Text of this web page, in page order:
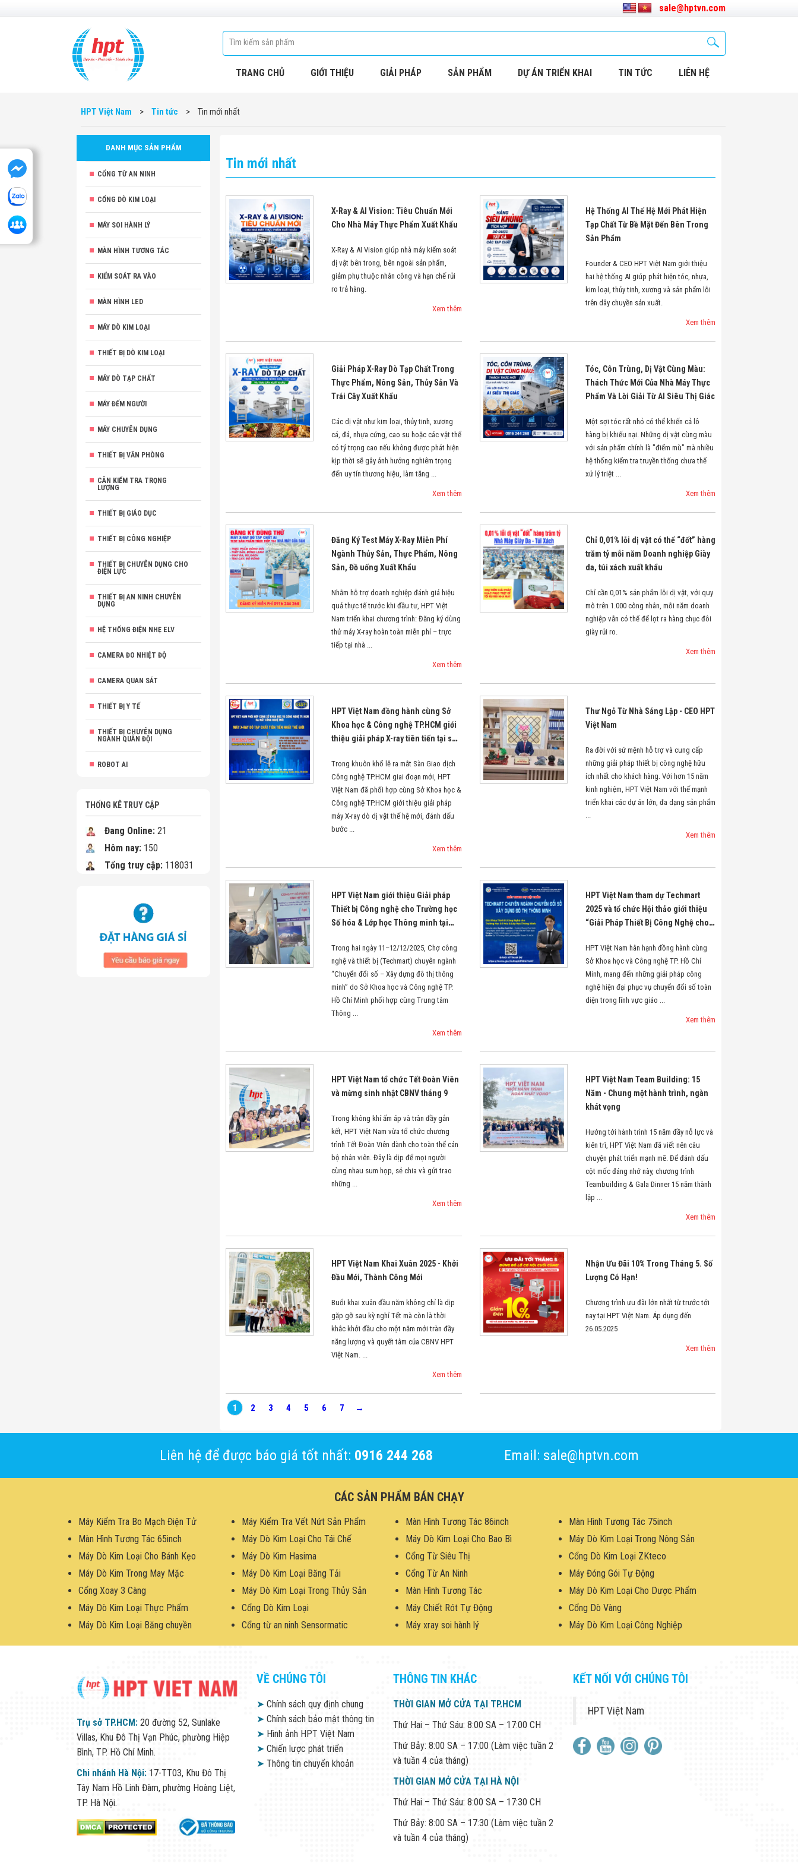
sale@hptvn.com
TRANG CHỦ GIỚI THIỆU GIẢI PHÁP SẢN PHẨM DỰ ÁN TRIỂN KHAI TIN TỨC LIÊN HỆ
HPT Việt Nam > Tin tức > Tin mới nhất
DANH MỤC SẢN PHẨM
CỔNG TỪ AN NINH
CỔNG DÒ KIM LOẠI
MÁY SOI HÀNH LÝ
MÀN HÌNH TƯƠNG TÁC
KIỂM SOÁT RA VÀO
MÀN HÌNH LED
MÁY DÒ KIM LOẠI
THIẾT BỊ DÒ KIM LOẠI
MÁY DÒ TẠP CHẤT
MÁY ĐẾM NGƯỜI
MÁY CHUYÊN DỤNG
THIẾT BỊ VĂN PHÒNG
CÂN KIỂM TRA TRỌNG
LƯỢNG
THIẾT BỊ GIÁO DỤC
THIẾT BỊ CÔNG NGHIỆP
THIẾT BỊ CHUYÊN DỤNG CHO
ĐIỆN LỰC
THIẾT BỊ AN NINH CHUYÊN
DỤNG
HỆ THỐNG ĐIỆN NHẸ ELV
CAMERA ĐO NHIỆT ĐỘ
CAMERA QUAN SÁT
THIẾT BỊ Y TẾ
THIẾT BỊ CHUYÊN DỤNG
NGÀNH QUÂN ĐỘI
ROBOT AI
THỐNG KÊ TRUY CẬP
Đang Online: 21
Hôm nay: 150
Tổng truy cập: 118031
Tin mới nhất
X-Ray & AI Vision: Tiêu Chuẩn Mới
Cho Nhà Máy Thực Phẩm Xuất Khẩu
X-Ray & AI Vision giúp nhà máy kiểm soát
dị vật bên trong, bên ngoài sản phẩm,
giảm phụ thuộc nhân công và hạn chế rủi
ro trả hàng.
Xem thêm
Hệ Thống AI Thế Hệ Mới Phát Hiện
Tạp Chất Từ Bề Mặt Đến Bên Trong
Sản Phẩm
Founder & CEO HPT Việt Nam giới thiệu
hai hệ thống AI giúp phát hiện tóc, nhựa,
kim loại, thủy tinh, xương và sản phẩm lỗi
trên dây chuyền sản xuất.
Xem thêm
Giải Pháp X-Ray Dò Tạp Chất Trong
Thực Phẩm, Nông Sản, Thủy Sản Và
Trái Cây Xuất Khẩu
Các dị vật như kim loại, thủy tinh, xương
cá, đá, nhựa cứng, cao su hoặc các vật thể
có tỷ trọng cao nếu không được phát hiện
kịp thời sẽ gây ảnh hưởng nghiêm trọng
đến uy tín thương hiệu, làm tăng ...
Xem thêm
Tóc, Côn Trùng, Dị Vật Cùng Màu:
Thách Thức Mới Của Nhà Máy Thực
Phẩm Và Lời Giải Từ AI Siêu Thị Giác
Một sợi tóc rất nhỏ có thể khiến cả lô
hàng bị khiếu nại. Những dị vật cùng màu
với sản phẩm chính là "điểm mù" mà nhiều
hệ thống kiểm tra truyền thống chưa thể
xử lý triệt ...
Xem thêm
Đăng Ký Test Máy X-Ray Miễn Phí
Ngành Thủy Sản, Thực Phẩm, Nông
Sản, Đồ uống Xuất Khẩu
Nhằm hỗ trợ doanh nghiệp đánh giá hiệu
quả thực tế trước khi đầu tư, HPT Việt
Nam triển khai chương trình: Đăng ký dùng
thử máy X-ray hoàn toàn miễn phí – trực
tiếp tại nhà ...
Xem thêm
Chỉ 0,01% lỗi dị vật có thể “đốt” hàng
trăm tỷ mỗi năm Doanh nghiệp Giày
da, túi xách xuất khẩu
Chỉ cần 0,01% sản phẩm lỗi dị vật, với quy
mô trên 1.000 công nhân, mỗi năm doanh
nghiệp vẫn có thể để lọt ra hàng chục đôi
giày rủi ro.
Xem thêm
HPT Việt Nam đồng hành cùng Sở
Khoa học & Công nghệ TP.HCM giới
thiệu giải pháp X-ray tiên tiến tại sự
nghệ giai đoạn mới
Trong khuôn khổ lễ ra mắt Sàn Giao dịch
Công nghệ TP.HCM giai đoạn mới, HPT
Việt Nam đã phối hợp cùng Sở Khoa học &
Công nghệ TP.HCM giới thiệu giải pháp
máy X-ray dò dị vật thế hệ mới, đánh dấu
bước ...
Xem thêm
Thư Ngỏ Từ Nhà Sáng Lập - CEO HPT
Việt Nam
Ra đời với sứ mệnh hỗ trợ và cung cấp
những giải pháp thiết bị công nghệ hữu
ích nhất cho khách hàng. Với hơn 15 năm
kinh nghiệm, HPT Việt Nam với thế mạnh
triển khai các dự án lớn, đa dạng sản phẩm
...
Xem thêm
HPT Việt Nam giới thiệu Giải pháp
Thiết bị Công nghệ cho Trường học
Số hóa & Lớp học Thông minh tại
Trong hai ngày 11–12/12/2025, Chợ công
nghệ và thiết bị (Techmart) chuyên ngành
“Chuyển đổi số – Xây dựng đô thị thông
minh” do Sở Khoa học và Công nghệ TP.
Hồ Chí Minh phối hợp cùng Trung tâm
Thông ...
Xem thêm
HPT Việt Nam tham dự Techmart
2025 và tổ chức Hội thảo giới thiệu
“Giải Pháp Thiết Bị Công Nghệ cho
Thông Minh”
HPT Việt Nam hân hạnh đồng hành cùng
Sở Khoa học và Công nghệ TP. Hồ Chí
Minh, mang đến những giải pháp công
nghệ hiện đại phục vụ chuyển đổi số toàn
diện trong lĩnh vực giáo ...
Xem thêm
HPT Việt Nam tổ chức Tết Đoàn Viên
và mừng sinh nhật CBNV tháng 9
Trong không khí ấm áp và tràn đầy gắn
kết, HPT Việt Nam vừa tổ chức chương
trình Tết Đoàn Viên dành cho toàn thể cán
bộ nhân viên. Đây là dịp để mọi người
cùng nhau sum họp, sẻ chia và gửi trao
những ...
Xem thêm
HPT Việt Nam Team Building: 15
Năm - Chung một hành trình, ngàn
khát vọng
Hướng tới hành trình 15 năm đầy nỗ lực và
kiên trì, HPT Việt Nam đã viết nên câu
chuyện phát triển mạnh mẽ. Để đánh dấu
cột mốc đáng nhớ này, chương trình
Teambuilding & Gala Dinner 15 năm thành
lập ...
Xem thêm
HPT Việt Nam Khai Xuân 2025 - Khởi
Đầu Mới, Thành Công Mới
Buổi khai xuân đầu năm không chỉ là dịp
gặp gỡ sau kỳ nghỉ Tết mà còn là thời
khắc khởi đầu cho một năm mới tràn đầy
năng lượng và quyết tâm của CBNV HPT
Việt Nam. ...
Xem thêm
Nhận Ưu Đãi 10% Trong Tháng 5. Số
Lượng Có Hạn!
Chương trình ưu đãi lớn nhất từ trước tới
nay tại HPT Việt Nam. Áp dụng đến
26.05.2025
Xem thêm
1 2 3 4 5 6 7 →
Liên hệ để được báo giá tốt nhất: 0916 244 268 Email: sale@hptvn.com
CÁC SẢN PHẨM BÁN CHẠY
Máy Kiểm Tra Bo Mạch Điện Tử Máy Kiểm Tra Vết Nứt Sản Phẩm Màn Hình Tương Tác 86inch
Màn Hình Tương Tác 75inch
Màn Hình Tương Tác 65inch
Máy Dò Kim Loại Cho Tái Chế Máy Dò Kim Loại Cho Bao Bì
Máy Dò Kim Loại Trong Nông Sản
Máy Dò Kim Loại Cho Bánh Kẹo
Máy Dò Kim Hasima Cổng Từ Siêu Thị
Cổng Dò Kim Loại ZKteco
Máy Dò Kim Trong May Mặc
Máy Dò Kim Loại Băng Tải Cổng Từ An Ninh
Máy Đóng Gói Tự Động
Cổng Xoay 3 Càng
Máy Dò Kim Loại Trong Thủy Sản Màn Hình Tương Tác
Máy Dò Kim Loại Cho Dược Phẩm
Máy Dò Kim Loại Thực Phẩm
Cổng Dò Kim Loại Máy Chiết Rót Tự Động
Cổng Dò Vàng
Máy Dò Kim Loại Băng chuyền
Cổng từ an ninh Sensormatic Máy xray soi hành lý Máy Dò Kim Loại Công Nghiệp
Trụ sở TP.HCM: 20 đường 52, Sunlake
Villas, Khu Đô Thị Vạn Phúc, phường Hiệp
Bình, TP. Hồ Chí Minh.
Chi nhánh Hà Nội: 17-TT03, Khu Đô Thị
Tây Nam Hồ Linh Đàm, phường Hoàng Liệt,
TP. Hà Nội.
VỀ CHÚNG TÔI
➤ Chính sách quy định chung
➤ Chính sách bảo mật thông tin
➤ Hình ảnh HPT Việt Nam
➤ Chiến lược phát triển
➤ Thông tin chuyển khoản
THÔNG TIN KHÁC
THỜI GIAN MỞ CỬA TẠI TP.HCM
Thứ Hai – Thứ Sáu: 8:00 SA – 17:00 CH
Thứ Bảy: 8:00 SA – 17:00 (Làm việc tuần 2
và tuần 4 của tháng)
THỜI GIAN MỞ CỬA TẠI HÀ NỘI
Thứ Hai – Thứ Sáu: 8:00 SA – 17:30 CH
Thứ Bảy: 8:00 SA – 17:30 (Làm việc tuần 2
và tuần 4 của tháng)
KẾT NỐI VỚI CHÚNG TÔI
HPT Việt Nam